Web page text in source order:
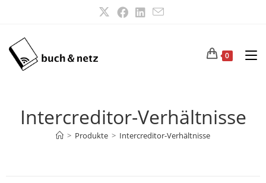
0
Intercreditor-Verhältnisse
> Produkte > Intercreditor-Verhältnisse